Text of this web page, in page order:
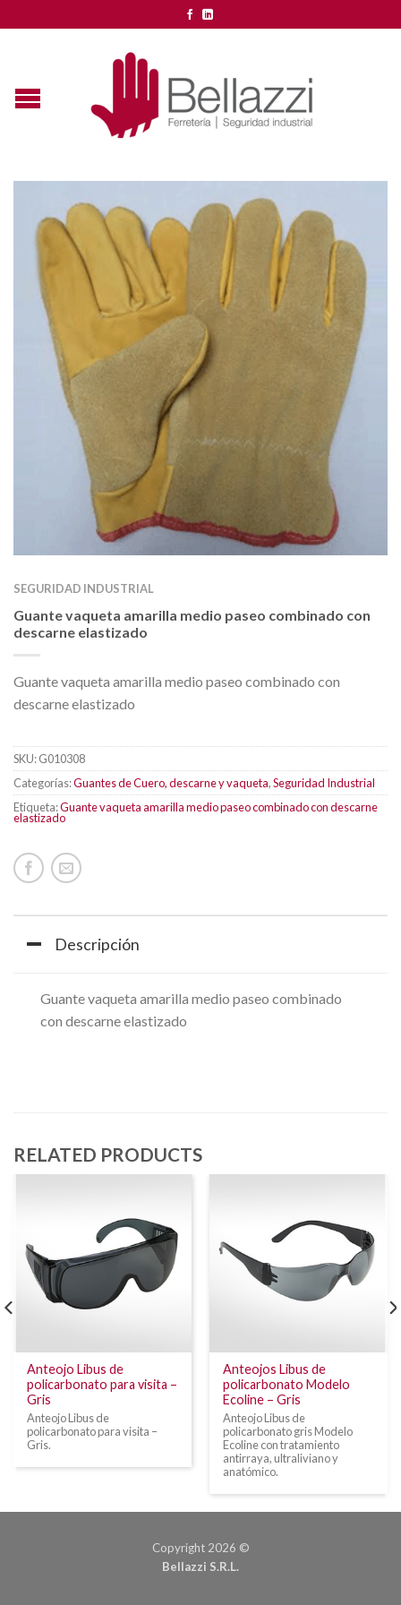
SEGURIDAD INDUSTRIAL
Guante vaqueta amarilla medio paseo combinado con
descarne elastizado
Guante vaqueta amarilla medio paseo combinado con
descarne elastizado
SKU:G010308
Categorías:Guantes de Cuero, descarne y vaqueta,Seguridad Industrial
Etiqueta:Guante vaqueta amarilla medio paseo combinado con descarne
elastizado
Descripción
Guante vaqueta amarilla medio paseo combinado
con descarne elastizado
RELATED PRODUCTS
Anteojo Libus de
policarbonato para visita –
Gris
Anteojo Libus de
policarbonato para visita –
Gris.
Anteojos Libus de
policarbonato Modelo
Ecoline – Gris
Anteojo Libus de
policarbonato gris Modelo
Ecoline con tratamiento
antirraya, ultraliviano y
anatómico.
Copyright 2026 ©
Bellazzi S.R.L.